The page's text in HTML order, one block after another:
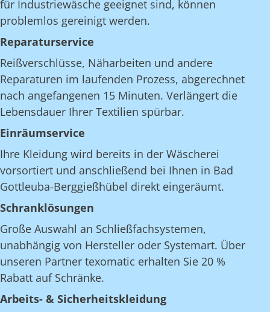
für Industriewäsche geeignet sind, können
problemlos gereinigt werden.
Reparaturservice
Reißverschlüsse, Näharbeiten und andere
Reparaturen im laufenden Prozess, abgerechnet
nach angefangenen 15 Minuten. Verlängert die
Lebensdauer Ihrer Textilien spürbar.
Einräumservice
Ihre Kleidung wird bereits in der Wäscherei
vorsortiert und anschließend bei Ihnen in Bad
Gottleuba-Berggießhübel direkt eingeräumt.
Schranklösungen
Große Auswahl an Schließfachsystemen,
unabhängig von Hersteller oder Systemart. Über
unseren Partner texomatic erhalten Sie 20 %
Rabatt auf Schränke.
Arbeits- & Sicherheitskleidung